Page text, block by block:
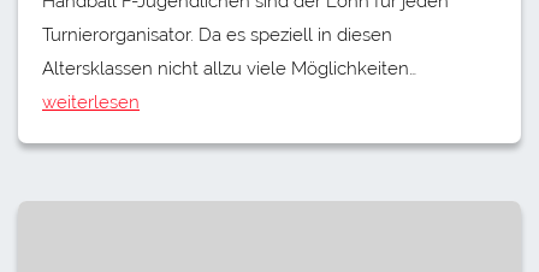
Turnierorganisator. Da es speziell in diesen
Altersklassen nicht allzu viele Möglichkeiten…
weiterlesen